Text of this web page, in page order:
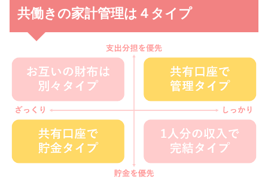
共働きの家計管理は４タイプ